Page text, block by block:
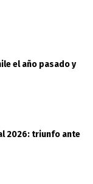
el año pasado y
2026: triunfo ante